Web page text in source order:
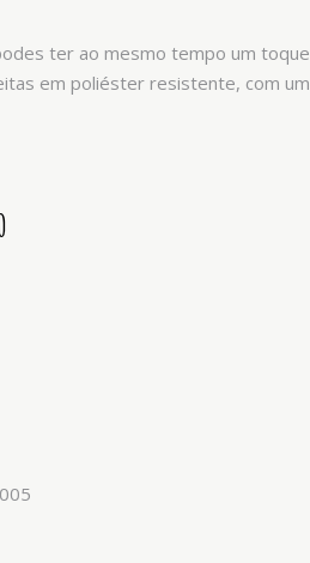
ter ao mesmo tempo um toque
em poliéster resistente, com um